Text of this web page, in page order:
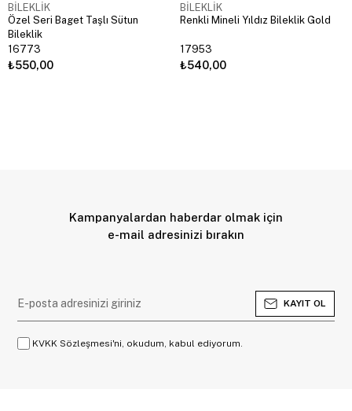
BİLEKLİK
Özel Seri Baget Taşlı Sütun
Bileklik
16773
₺550,00
BİLEKLİK
Renkli Mineli Yıldız Bileklik Gold
17953
₺540,00
Kampanyalardan haberdar olmak için
e-mail adresinizi bırakın
KAYIT OL
KVKK Sözleşmesi'ni, okudum, kabul ediyorum.